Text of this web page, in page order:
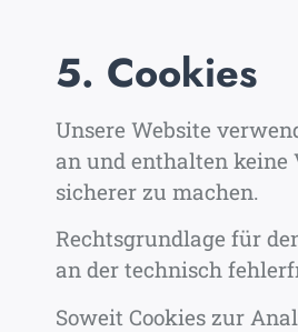
5. Cookies
Unsere Website
an und enthalten keine
sicherer zu machen.
Rechtsgrundlage für
an der technisch
Soweit Cookies zur